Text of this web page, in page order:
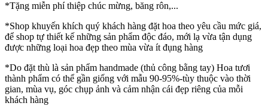
*Tặng miễn phí thiệp chúc mừng, băng rôn,...
*Shop khuyến khích quý khách hàng đặt hoa theo yêu cầu mức giá,
để shop tự thiết kế những sản phẩm độc đáo, mới lạ vừa tận dụng
được những loại hoa đẹp theo mùa vừa ít đụng hàng
*Do đặt thù là sản phẩm handmade (thủ công bằng tay) Hoa tươi
thành phẩm có thể gần giống với mẫu 90-95%-tùy thuộc vào thời
gian, mùa vụ, góc chụp ảnh và cảm nhận cái đẹp riêng của mỗi
khách hàng